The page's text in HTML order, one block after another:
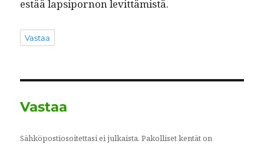
estää lap­si­pornon levittämistä.
Vastaa
Vastaa
Sähköpostiosoitettasi ei julkaista. Pakolliset kentät on